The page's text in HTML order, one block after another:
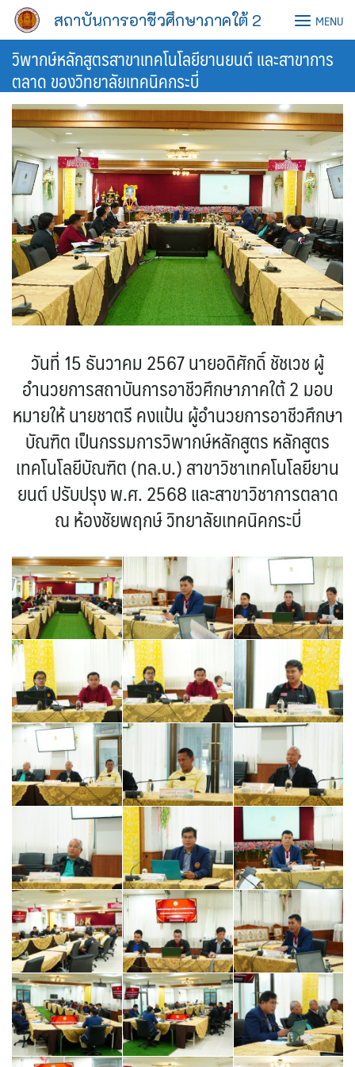
Skip
content
สถาบันการอาชีวศึกษาภาคใต้ 2 MENU
วิพากษ์หลักสูตรสาขาเทคโนโลยียานยนต์ และสาขาการ
ตลาด ของวิทยาลัยเทคนิคกระบี่
วันที่ 15 ธันวาคม 2567 นายอดิศักดิ์ ชัชเวช ผู้
อำนวยการสถาบันการอาชีวศึกษาภาคใต้ 2 มอบ
หมายให้ นายชาตรี คงแป้น ผู้อำนวยการอาชีวศึกษา
บัณฑิต เป็นกรรมการวิพากษ์หลักสูตร หลักสูตร
เทคโนโลยีบัณฑิต (ทล.บ.) สาขาวิชาเทคโนโลยียาน
ยนต์ ปรับปรุง พ.ศ. 2568 และสาขาวิชาการตลาด
ณ ห้องชัยพฤกษ์ วิทยาลัยเทคนิคกระบี่